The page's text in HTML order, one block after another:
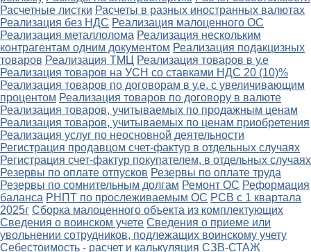
Расчетные листки Расчеты в разных иностранных валютах
Реализация без НДС Реализация малоценного ОС
Реализация металлолома Реализация нескольким
контрагентам одним документом Реализация подакцизных
товаров Реализация ТМЦ Реализация товаров в у.е
Реализация товаров на УСН со ставками НДС 20 (10)%
Реализация товаров по договорам в у.е. с увеличивающим
процентом Реализация товаров по договору в валюте
Реализация товаров, учитываемых по продажным ценам
Реализация товаров, учитываемых по ценам приобретения
Реализация услуг по неосновной деятельности
Регистрация продавцом счет-фактур в отдельных случаях
Регистрация счет-фактур покупателем, в отдельных случаях
Резервы по оплате отпусков Резервы по оплате труда
Резервы по сомнительным долгам Ремонт ОС Реформация
баланса РНПТ по прослеживаемым ОС РСВ с 1 квартала
2025г Сборка малоценного объекта из комплектующих
Сведения о воинском учете Сведения о приеме или
увольнении сотрудников, подлежащих воинскому учету
Себестоимость - расчет и калькуляция СЗВ-СТАЖ